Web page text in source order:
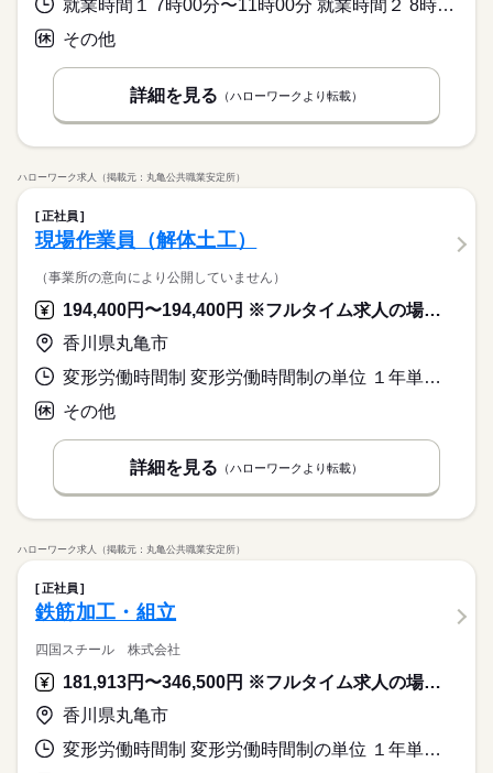
就業時間１ 7時00分〜11時00分 就業時間２ 8時00分〜12時00分
その他
詳細を見る （ハローワークより転載）
ハローワーク求人（掲載元：丸亀公共職業安定所）
正社員
現場作業員（解体土工）
（事業所の意向により公開していません）
194,400円〜194,400円 ※フルタイム求人の場合は月額（換算額）、パート求人の場合は時間額を表示しています。
香川県丸亀市
変形労働時間制 変形労働時間制の単位 １年単位 就業時間１ 8時00分〜17時00分
その他
詳細を見る （ハローワークより転載）
ハローワーク求人（掲載元：丸亀公共職業安定所）
正社員
鉄筋加工・組立
四国スチール 株式会社
181,913円〜346,500円 ※フルタイム求人の場合は月額（換算額）、パート求人の場合は時間額を表示しています。
香川県丸亀市
変形労働時間制 変形労働時間制の単位 １年単位 就業時間１ 8時00分〜17時00分